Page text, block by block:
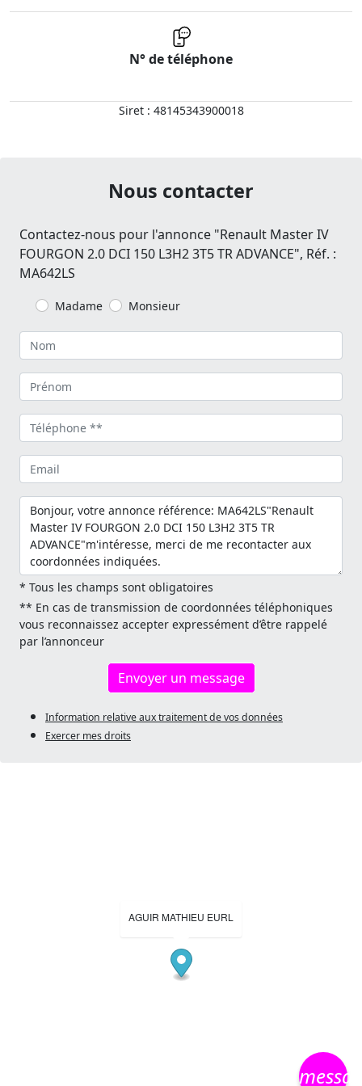
N° de téléphone
Siret : 48145343900018
Nous contacter
Contactez-nous pour l'annonce "Renault Master IV
FOURGON 2.0 DCI 150 L3H2 3T5 TR ADVANCE", Réf. :
MA642LS
Madame Monsieur
* Tous les champs sont obligatoires
** En cas de transmission de coordonnées téléphoniques
vous reconnaissez accepter expressément d’être rappelé
par l’annonceur
Envoyer un message
Information relative aux traitement de vos données
Exercer mes droits
AGUIR MATHIEU EURL